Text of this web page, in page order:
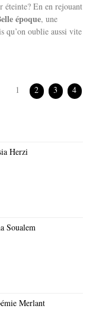
éteinte? En en rejouant
époque, une
qu’on oublie aussi vite
1 2 3 4
Herzi
Soualem
Merlant